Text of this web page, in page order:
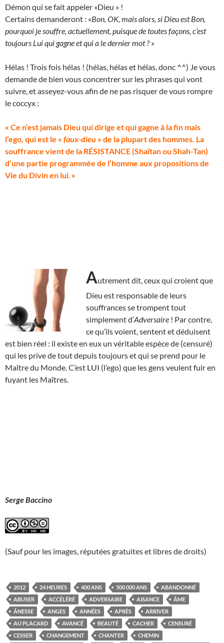
Démon qui se fait appeler «Dieu » !
Certains demanderont : «Bon, OK, mais alors, si Dieu est Bon,
pourquoi je souffre, actuellement, puisque de toutes façons, c’est
toujours Lui qui gagne et qui a le dernier mot ? »
Hélas ! Trois fois hélas ! (hélas, hélas et hélas, donc ^^) Je vous
demande de bien vous concentrer sur les phrases qui vont
suivre, et asseyez-vous afin de ne pas risquer de vous rompre
le coccyx :
« Ce n’est jamais Dieu qui dirige et qui gagne à la fin mais
l’ego, qui est le « faux-dieu » de la plupart des hommes. La
souffrance vient de la RÉSISTANCE (Shaïtan ou Shah-Tan)
d’une partie programmée de l’homme aux propositions de
Vie du Divin en lui »
Autrement dit, ceux qui croient que
Dieu est responsable de leurs
souffrances se trompent tout
simplement d’Adversaire ! Par contre,
ce qu’ils voient, sentent et déduisent
est bien réel : il existe en eux un véritable espèce de (censuré)
qui les prive de tout depuis toujours et qui se prend pour le
Maître du Monde. C’est LUI (l’ego) que les gens veulent fuir en
fuyant les Maîtres.
Serge Baccino
(Sauf pour les images, réputées gratuites et libres de droits)
2012 24 HEURES 400 ANS 500 000 ANS
ABANDONNÉ
ABUSER
ACCÉLÉRÉ ADVERSAIRE AISANCE
ÂME
ÂNESSE
ANGES ANNÉES APRÈS
ARRIVER
AU PLACARD
AVANCÉ BEAUTÉ CACHER
CENSURÉ
CESSER
CHANGEMENT CHANTER CHEMIN